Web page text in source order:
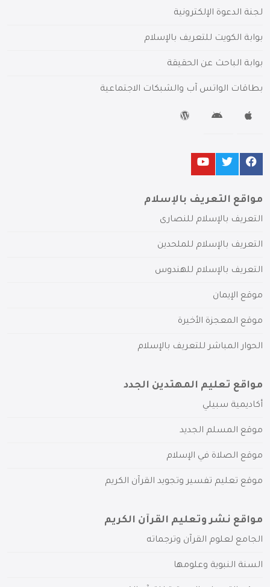
لجنة الدعوة الإلكترونية
بوابة الكويت للتعريف بالإسلام
بوابة الباحث عن الحقيقة
بطاقات الواتس آب والشبكات الاجتماعية
مواقع التعريف بالإسلام
التعريف بالإسلام للنصارى
التعريف بالإسلام للملحدين
التعريف بالإسلام للهندوس
موقع الإيمان
موقع المعجزة الأخيرة
الحوار المباشر للتعريف بالإسلام
مواقع تعليم المهتدين الجدد
أكاديمية سبيلي
موقع المسلم الجديد
موقع الصلاة في الإسلام
موقع تعليم تفسير وتجويد القرآن الكريم
مواقع نشر وتعليم القرآن الكريم
الجامع لعلوم القرآن وترجماته
السنة النبوية وعلومها